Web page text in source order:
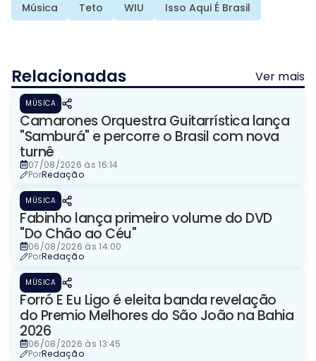
Música Teto WIU Isso Aqui É Brasil
Relacionadas Ver mais
MÚSICA
Camarones Orquestra Guitarrística lança
"Samburá" e percorre o Brasil com nova
turnê
07/08/2026 às 16:14
PorRedação
MÚSICA
Fabinho lança primeiro volume do DVD
"Do Chão ao Céu"
06/08/2026 às 14:00
PorRedação
MÚSICA
Forró E Eu Ligo é eleita banda revelação
do Premio Melhores do São João na Bahia
2026
06/08/2026 às 13:45
PorRedação